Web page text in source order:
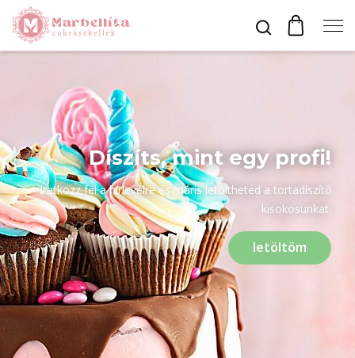
Bevonók
Díszítők
Alapanyagok
Egyéb
Profil
Díszíts, mint egy profi!
Iratkozz fel a hírlevélre és máris letöltheted a tortadíszítő
kisokosunkat.
letöltöm